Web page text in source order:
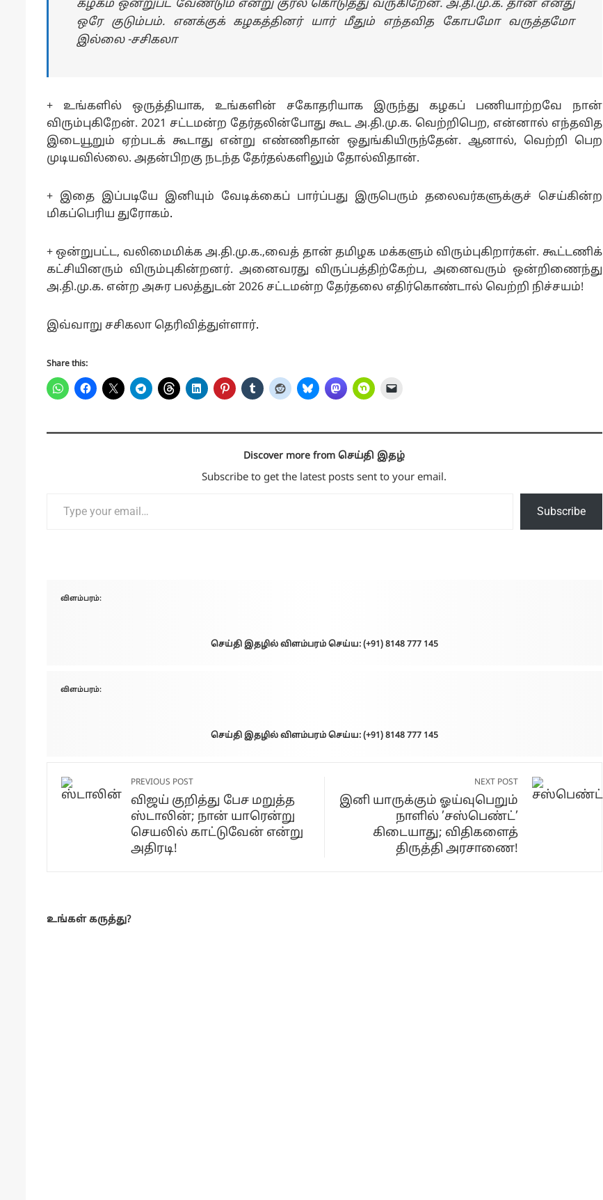
கழகம் ஒன்றுபட வேண்டும் என்று குரல் கொடுத்து வருகிறேன். அ.தி.மு.க. தான் எனது
ஒரே குடும்பம். எனக்குக் கழகத்தினர் யார் மீதும் எந்தவித கோபமோ வருத்தமோ
இல்லை -சசிகலா
+ உங்களில் ஒருத்தியாக, உங்களின் சகோதரியாக இருந்து கழகப் பணியாற்றவே நான்
விரும்புகிறேன். 2021 சட்டமன்ற தேர்தலின்போது கூட அ.தி.மு.க. வெற்றிபெற, என்னால் எந்தவித
இடையூறும் ஏற்படக் கூடாது என்று எண்ணிதான் ஒதுங்கியிருந்தேன். ஆனால், வெற்றி பெற
முடியவில்லை. அதன்பிறகு நடந்த தேர்தல்களிலும் தோல்விதான்.
+ இதை இப்படியே இனியும் வேடிக்கைப் பார்ப்பது இருபெரும் தலைவர்களுக்குச் செய்கின்ற
மிகப்பெரிய துரோகம்.
+ ஒன்றுபட்ட, வலிமைமிக்க அ.தி.மு.க.,வைத் தான் தமிழக மக்களும் விரும்புகிறார்கள். கூட்டணிக்
கட்சியினரும் விரும்புகின்றனர். அனைவரது விருப்பத்திற்கேற்ப, அனைவரும் ஒன்றிணைந்து
அ.தி.மு.க. என்ற அசுர பலத்துடன் 2026 சட்டமன்ற தேர்தலை எதிர்கொண்டால் வெற்றி நிச்சயம்!
இவ்வாறு சசிகலா தெரிவித்துள்ளார்.
Share this:
Discover more from செய்தி இதழ்
Subscribe to get the latest posts sent to your email.
Subscribe
விளம்பரம்:
செய்தி இதழில் விளம்பரம் செய்ய: (+91) 8148 777 145
விளம்பரம்:
செய்தி இதழில் விளம்பரம் செய்ய: (+91) 8148 777 145
PREVIOUS POST
விஜய் குறித்து பேச மறுத்த
ஸ்டாலின்; நான் யாரென்று
செயலில் காட்டுவேன் என்று
அதிரடி!
NEXT POST
இனி யாருக்கும் ஓய்வுபெறும்
நாளில் ’சஸ்பெண்ட்’
கிடையாது; விதிகளைத்
திருத்தி அரசாணை!
உங்கள் கருத்து?